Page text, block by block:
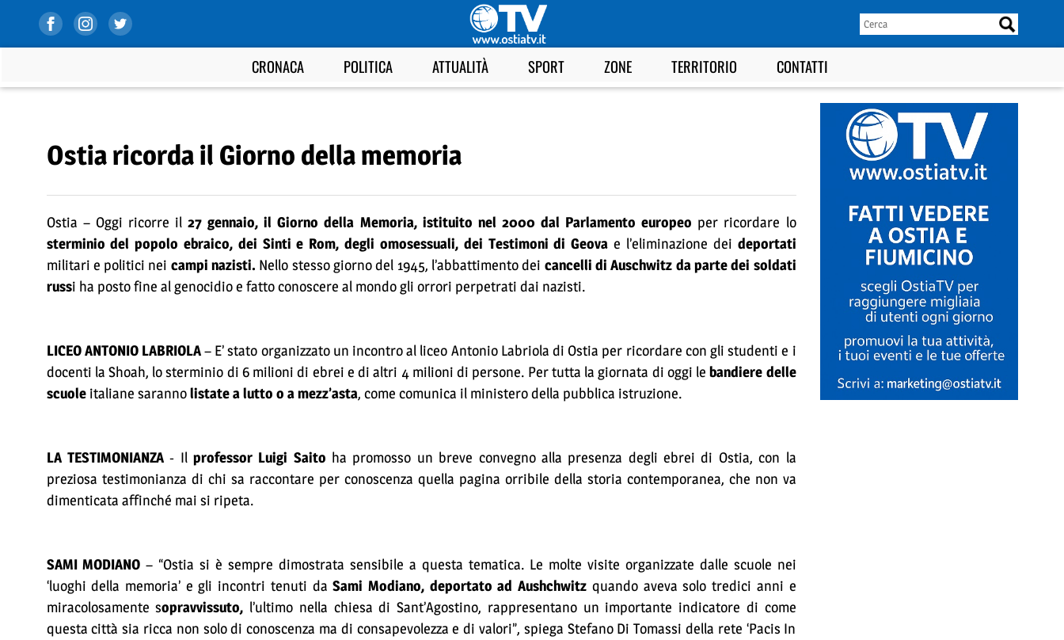
CRONACA POLITICA ATTUALITÀ SPORT ZONE TERRITORIO CONTATTI
Ostia ricorda il Giorno della memoria
Ostia – Oggi ricorre il27 gennaio, il Giorno della Memoria, istituito nel 2000 dal Parlamento europeo per ricordare lo
sterminio del popolo ebraico, dei Sinti e Rom, degli omosessuali, dei Testimoni di Geovae l’eliminazione dei deportati
militari e politici nei campi nazisti. Nello stesso giorno del 1945, l’abbattimento dei cancelli di Auschwitz da parte dei soldati
russi ha posto fine al genocidio e fatto conoscere al mondo gli orrori perpetrati dai nazisti.
LICEO ANTONIO LABRIOLA– E’ stato organizzato un incontro al liceo Antonio Labriola di Ostia per ricordare con gli studenti e i
docenti la Shoah, lo sterminio di 6 milioni di ebrei e di altri 4 milioni di persone. Per tutta la giornata di oggi lebandiere delle
scuoleitaliane sarannolistate a lutto o a mezz’asta, come comunica il ministero della pubblica istruzione.
LA TESTIMONIANZA- Il professor Luigi Saito ha promosso un breve convegno alla presenza degli ebrei di Ostia, con la
preziosa testimonianza di chi sa raccontare per conoscenza quella pagina orribile della storia contemporanea, che non va
dimenticata affinché mai si ripeta.
SAMI MODIANO – “Ostia si è sempre dimostrata sensibile a questa tematica. Le molte visite organizzate dalle scuole nei
‘luoghi della memoria’ e gli incontri tenuti daSami Modiano, deportato ad Aushchwitz quando aveva solo tredici anni e
miracolosamente sopravvissuto, l’ultimo nella chiesa di Sant’Agostino, rappresentano un importante indicatore di come
questa città sia ricca non solo di conoscenza ma di consapevolezza e di valori”, spiega Stefano Di Tomassi della rete ‘Pacis In